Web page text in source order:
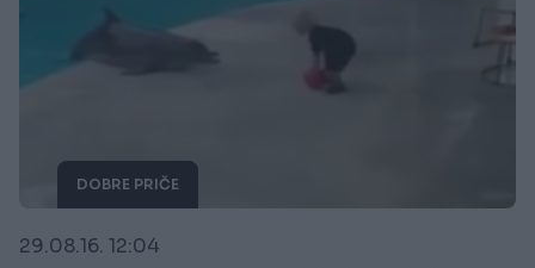
DOBRE PRIČE
29.08.16. 12:04